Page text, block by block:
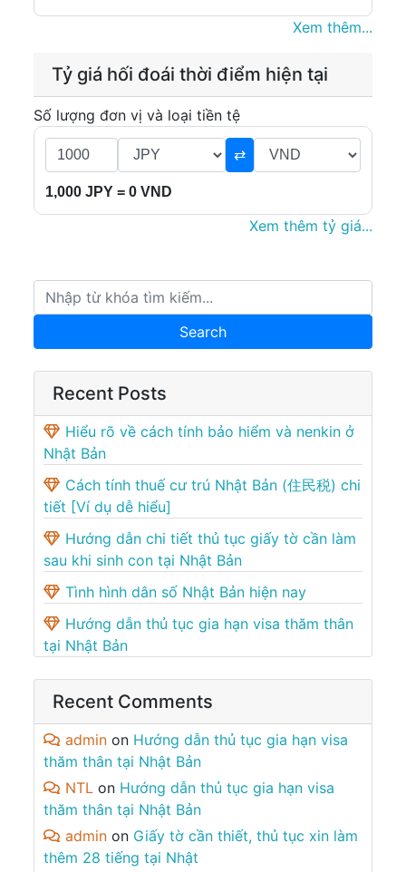
Xem thêm...
Tỷ giá hối đoái thời điểm hiện tại
Số lượng đơn vị và loại tiền tệ
⇄
1,000 JPY = 0 VND
Xem thêm tỷ giá...
Recent Posts
Hiểu rõ về cách tính bảo hiểm và nenkin ở
Nhật Bản
Cách tính thuế cư trú Nhật Bản (住民税) chi
tiết [Ví dụ dễ hiểu]
Hướng dẫn chi tiết thủ tục giấy tờ cần làm
sau khi sinh con tại Nhật Bản
Tình hình dân số Nhật Bản hiện nay
Hướng dẫn thủ tục gia hạn visa thăm thân
tại Nhật Bản
Recent Comments
admin on Hướng dẫn thủ tục gia hạn visa
thăm thân tại Nhật Bản
NTL on Hướng dẫn thủ tục gia hạn visa
thăm thân tại Nhật Bản
admin on Giấy tờ cần thiết, thủ tục xin làm
thêm 28 tiếng tại Nhật